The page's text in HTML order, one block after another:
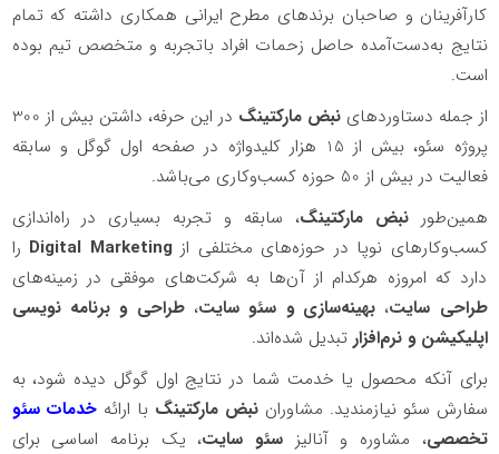
کار‌آفرینان و صاحبان برند‌های مطرح ایرانی همکاری داشته که تمام
نتایج به‌دست‌آمده حاصل زحمات افراد باتجربه و متخصص تیم بوده
است.
از جمله دستاوردهاینبض مارکتینگ
در این حرفه، داشتن بیش از 300
پروژه سئو، بیش از 15 هزار کلیدواژه در صفحه اول گوگل و سابقه
فعالیت در بیش از 50 حوزه کسب‌وکاری می‌باشد.
همین‌طورنبض مارکتینگ، سابقه و تجربه بسیاری در راه‌اندازی
کسب‌وکارهای نوپا در حوزه‌های مختلفی ازDigital Marketing را
دارد که امروزه هرکدام از آن‌ها به شرکت‌های موفقی در زمینه‌های
طراحی سایت،بهینه‌سازی و سئو سایت،طراحی و برنامه نویسی
اپلیکیشن و نرم‌افزار تبدیل شده‌اند.
برای آنکه محصول یا خدمت شما در نتایج اول گوگل دیده شود، به
سفارش سئو نیازمندید. مشاوراننبض مارکتینگ با ارائه خدمات سئو
تخصصی، مشاوره و آنالیزسئو سایت، یک برنامه اساسی برای